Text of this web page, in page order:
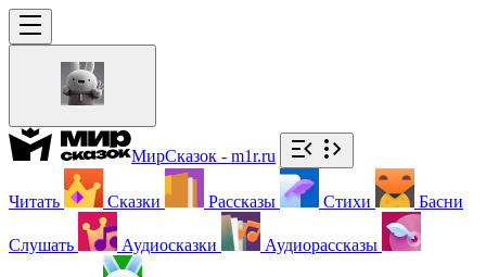
МирСказок - m1r.ru
Читать Сказки Рассказы Стихи Басни
Слушать Аудиосказки Аудиорассказы